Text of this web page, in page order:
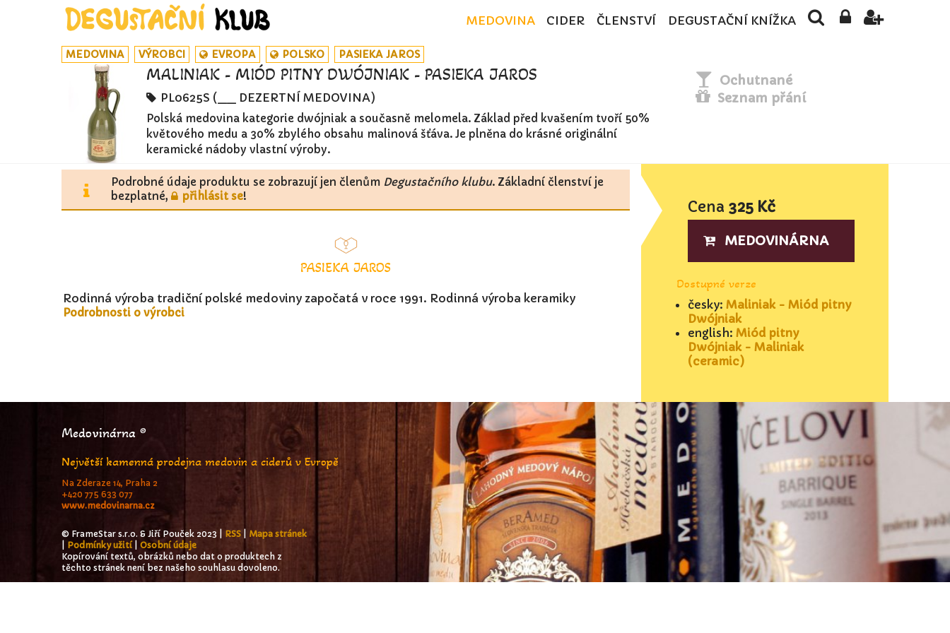
MEDOVINA CIDER ČLENSTVÍ DEGUSTAČNÍ KNÍŽKA
MEDOVINA VÝROBCI EVROPA POLSKO PASIEKA JAROS
MALINIAK - MIÓD PITNY DWÓJNIAK - PASIEKA JAROS
PL0625S (__ DEZERTNÍ MEDOVINA)
Polská medovina kategorie dwójniak a současně melomela. Základ před kvašením tvoří 50%
květového medu a 30% zbylého obsahu malinová šťáva. Je plněna do krásné originální
keramické nádoby vlastní výroby.
Ochutnané
Seznam přání
Podrobné údaje produktu se zobrazují jen členům Degustačního klubu. Základní členství je
bezplatné,
přihlásit se!
PASIEKA JAROS
Rodinná výroba tradiční polské medoviny započatá v roce 1991. Rodinná výroba keramiky
Podrobnosti o výrobci
Cena 325 Kč
MEDOVINÁRNA
Dostupné verze
česky: Maliniak - Miód pitny
Dwójniak
english: Miód pitny
Dwójniak - Maliniak
(ceramic)
Medovinárna ®
Největší kamenná prodejna medovin a ciderů v Evropě
Na Zderaze 14, Praha 2
+420 775 633 077
www.medovinarna.cz
© FrameStar s.r.o. & Jiří Pouček 2023 | RSS
Mapa stránek
Podmínky užití| Osobní údaje
Kopírování textů, obrázků nebo dat o produktech z
těchto stránek není bez našeho souhlasu dovoleno.